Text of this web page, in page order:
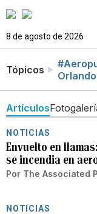
8 de agosto de 2026
Tópicos
Orlando
Artículos
NOTICIAS
Envuelto en
se incendia en
Por The Associated
NOTICIAS